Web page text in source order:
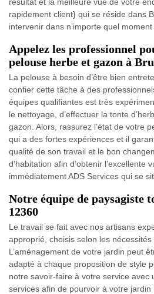
rapidement client} qui se réside dans
intervenir dans n’importe quel
Appelez les professionnel
pelouse herbe et gazon à
La pelouse à besoin d’être bien
confier cette tâche à des
équipes qualifiantes est très
le nettoyage, d’effectuer la tonte
gazon. Alors, rassurez l’état de votre
qui a des fortes expériences et il
qualité de son travail et le bon
d’habitation afin d’obtenir l’excellente
immédiatement ADS Services qui se
Notre équipe de paysagiste
12360
Le travail se fait avec nos artisans
approprié, choisis selon les nécessités
L’aménagement de votre jardin peut
adapté à chaque proposition de style
notre savoir-faire à votre service avec
services afin de pourvoir à votre